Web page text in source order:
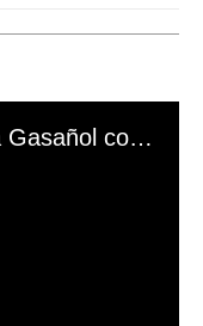
El mal momento de Yanina Gasañol con un hincha argentino en "Subrayado"